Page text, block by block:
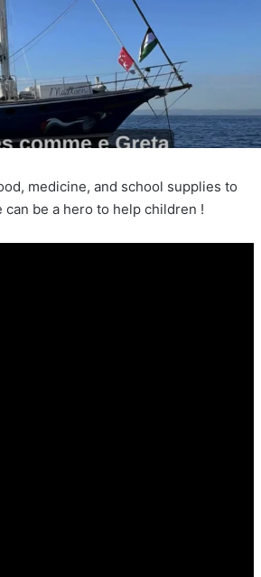
medicine, and school supplies to
be a hero to help children !